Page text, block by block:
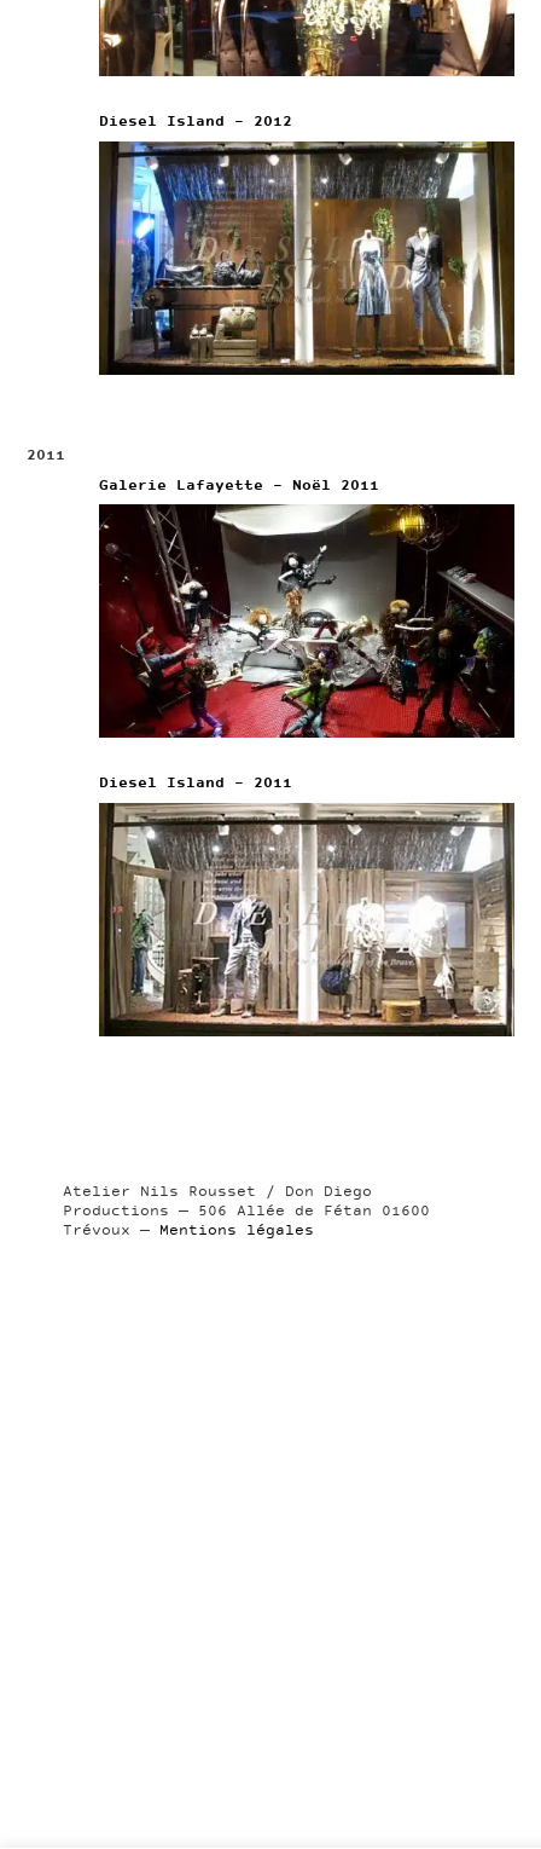
Diesel Island – 2012
2011
Galerie Lafayette – Noël 2011
Diesel Island – 2011
Atelier Nils Rousset / Don Diego
Productions — 506 Allée de Fétan 01600
Trévoux — Mentions légales